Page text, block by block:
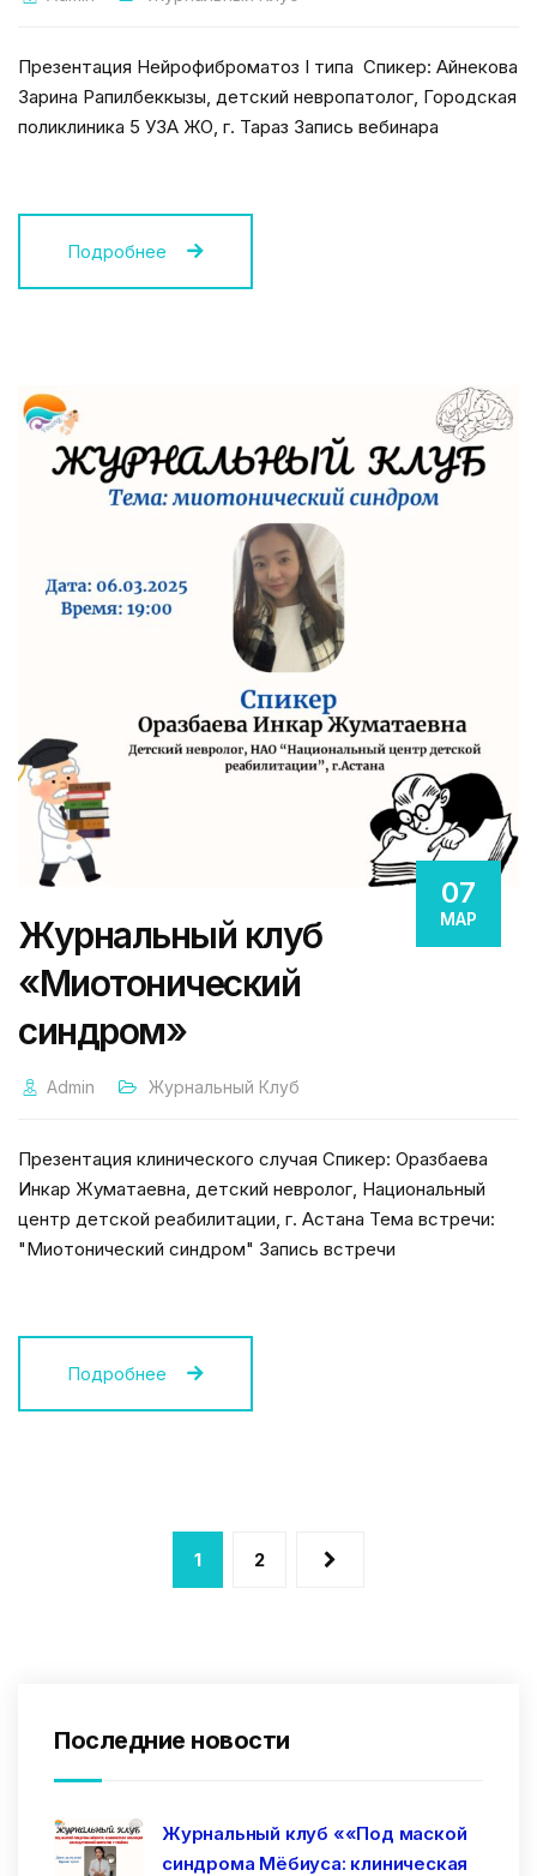
Презентация Нейрофиброматоз I типа Спикер: Айнекова
Зарина Рапилбеккызы, детский невропатолог, Городская
поликлиника 5 УЗА ЖО, г. Тараз Запись вебинара
Подробнее
07
МАР
Журнальный клуб
«Миотонический
синдром»
Admin Журнальный Клуб
Презентация клинического случая Спикер: Оразбаева
Инкар Жуматаевна, детский невролог, Национальный
центр детской реабилитации, г. Астана Тема встречи:
"Миотонический синдром" Запись встречи
Подробнее
1 2
Последние новости
Журнальный клуб ««Под маской
синдрома Мёбиуса: клиническая